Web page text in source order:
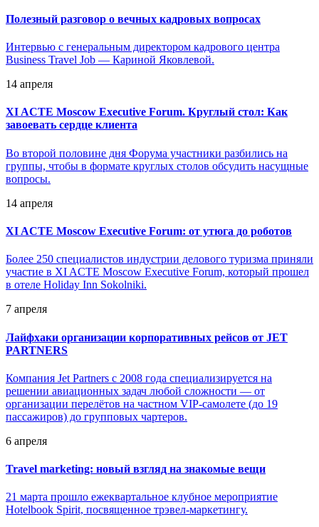
Полезный разговор о вечных кадровых вопросах
Интервью с генеральным директором кадрового центра
Business Travel Job — Кариной Яковлевой.
14 апреля
XI ACTE Moscow Executive Forum. Круглый стол: Как
завоевать сердце клиента
Во второй половине дня Форума участники разбились на
группы, чтобы в формате круглых столов обсудить насущные
вопросы.
14 апреля
XI ACTE Moscow Executive Forum: от утюга до роботов
Более 250 специалистов индустрии делового туризма приняли
участие в XI ACTE Moscow Executive Forum, который прошел
в отеле Holiday Inn Sokolniki.
7 апреля
Лайфхаки организации корпоративных рейсов от JET
PARTNERS
Компания Jet Partners с 2008 года специализируется на
решении авиационных задач любой сложности — от
организации перелётов на частном VIP-самолете (до 19
пассажиров) до групповых чартеров.
6 апреля
Travel marketing: новый взгляд на знакомые вещи
21 марта прошло ежеквартальное клубное мероприятие
Hotelbook Spirit, посвященное трэвел-маркетингу.